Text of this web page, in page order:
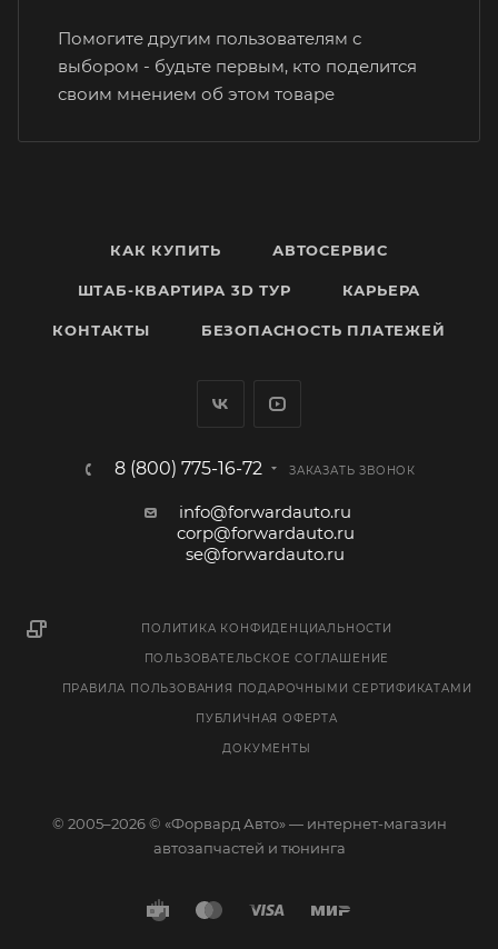
Помогите другим пользователям с
выбором - будьте первым, кто поделится
своим мнением об этом товаре
КАК КУПИТЬ АВТОСЕРВИС
ШТАБ-КВАРТИРА 3D ТУР КАРЬЕРА
КОНТАКТЫ БЕЗОПАСНОСТЬ ПЛАТЕЖЕЙ
8 (800) 775-16-72 ЗАКАЗАТЬ ЗВОНОК
info@forwardauto.ru
corp@forwardauto.ru
se@forwardauto.ru
ПОЛИТИКА КОНФИДЕНЦИАЛЬНОСТИ
ПОЛЬЗОВАТЕЛЬСКОЕ СОГЛАШЕНИЕ
ПРАВИЛА ПОЛЬЗОВАНИЯ ПОДАРОЧНЫМИ СЕРТИФИКАТАМИ
ПУБЛИЧНАЯ ОФЕРТА
ДОКУМЕНТЫ
© 2005–2026 © «Форвард Авто» — интернет-магазин
автозапчастей и тюнинга